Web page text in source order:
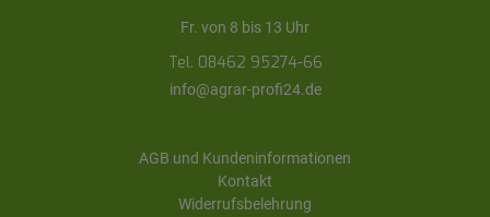
Fr. von 8 bis 13 Uhr
Tel. 08462 95274-66
info@agrar-profi24.de
AGB und Kundeninformationen
Kontakt
Widerrufsbelehrung